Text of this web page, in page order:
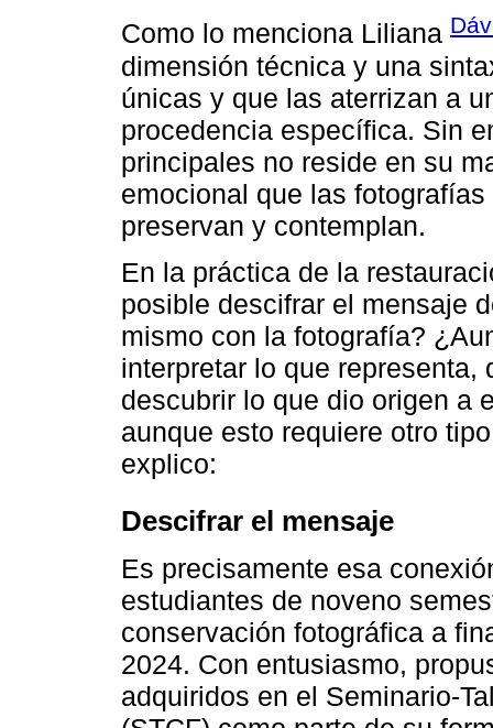
Como lo menciona Liliana
dimensión técnica y una
únicas y que las aterrizan a
procedencia específica. Sin
principales no reside en su
emocional que las
preservan y contemplan.
En la práctica de la
posible descifrar el mensaje
mismo con la fotografía?
interpretar lo que
descubrir lo que dio origen a
aunque esto requiere otro
explico:
Descifrar el mensaje
Es precisamente esa
estudiantes de noveno
conservación fotográfica a
2024. Con entusiasmo,
adquiridos en el Seminario-